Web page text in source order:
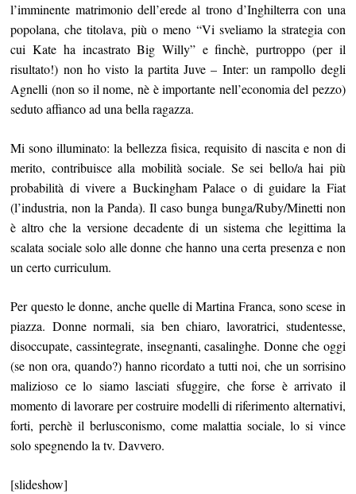
l’imminente matrimonio dell’erede al trono d’Inghilterra con una
popolana, che titolava, più o meno “Vi sveliamo la strategia con
cui Kate ha incastrato Big Willy” e finchè, purtroppo (per il
risultato!) non ho visto la partita Juve – Inter: un rampollo degli
Agnelli (non so il nome, nè è importante nell’economia del pezzo)
seduto affianco ad una bella ragazza.
Mi sono illuminato: la bellezza fisica, requisito di nascita e non di
merito, contribuisce alla mobilità sociale. Se sei bello/a hai più
probabilità di vivere a Buckingham Palace o di guidare la Fiat
(l’industria, non la Panda). Il caso bunga bunga/Ruby/Minetti non
è altro che la versione decadente di un sistema che legittima la
scalata sociale solo alle donne che hanno una certa presenza e non
un certo curriculum.
Per questo le donne, anche quelle di Martina Franca, sono scese in
piazza. Donne normali, sia ben chiaro, lavoratrici, studentesse,
disoccupate, cassintegrate, insegnanti, casalinghe. Donne che oggi
(se non ora, quando?) hanno ricordato a tutti noi, che un sorrisino
malizioso ce lo siamo lasciati sfuggire, che forse è arrivato il
momento di lavorare per costruire modelli di riferimento alternativi,
forti, perchè il berlusconismo, come malattia sociale, lo si vince
solo spegnendo la tv. Davvero.
[slideshow]